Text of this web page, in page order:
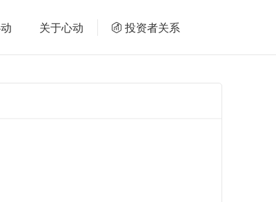
关于心动 投资者关系